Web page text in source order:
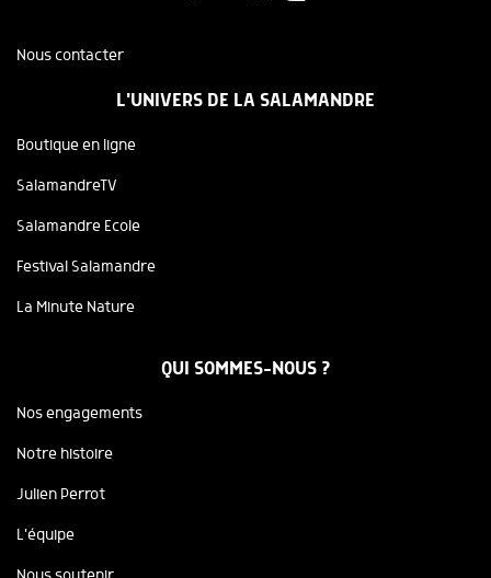
Nous contacter
L'UNIVERS DE LA SALAMANDRE
Boutique en ligne
SalamandreTV
Salamandre Ecole
Festival Salamandre
La Minute Nature
QUI SOMMES-NOUS ?
Nos engagements
Notre histoire
Julien Perrot
L'équipe